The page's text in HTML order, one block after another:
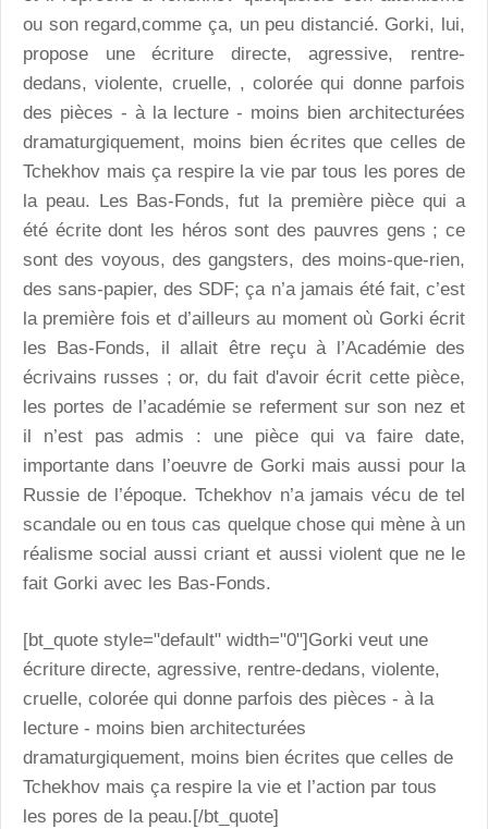
ou son regard,comme ça, un peu distancié. Gorki, lui,
propose une écriture directe, agressive, rentre-
dedans, violente, cruelle, , colorée qui donne parfois
des pièces - à la lecture - moins bien architecturées
dramaturgiquement, moins bien écrites que celles de
Tchekhov mais ça respire la vie par tous les pores de
la peau. Les Bas-Fonds, fut la première pièce qui a
été écrite dont les héros sont des pauvres gens ; ce
sont des voyous, des gangsters, des moins-que-rien,
des sans-papier, des SDF; ça n’a jamais été fait, c’est
la première fois et d’ailleurs au moment où Gorki écrit
les Bas-Fonds, il allait être reçu à l’Académie des
écrivains russes ; or, du fait d'avoir écrit cette pièce,
les portes de l’académie se referment sur son nez et
il n’est pas admis : une pièce qui va faire date,
importante dans l’oeuvre de Gorki mais aussi pour la
Russie de l’époque. Tchekhov n’a jamais vécu de tel
scandale ou en tous cas quelque chose qui mène à un
réalisme social aussi criant et aussi violent que ne le
fait Gorki avec les Bas-Fonds.
[bt_quote style="default" width="0"]Gorki veut une
écriture directe, agressive, rentre-dedans, violente,
cruelle, colorée qui donne parfois des pièces - à la
lecture - moins bien architecturées
dramaturgiquement, moins bien écrites que celles de
Tchekhov mais ça respire la vie et l’action par tous
les pores de la peau.[/bt_quote]